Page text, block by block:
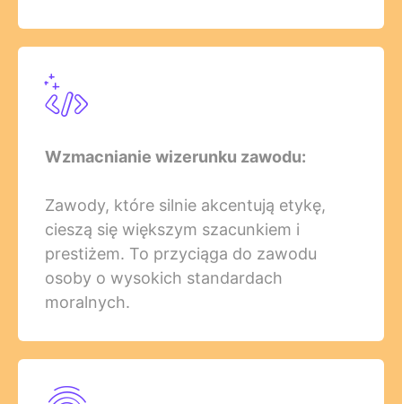
Wzmacnianie wizerunku zawodu:
Zawody, które silnie akcentują etykę,
cieszą się większym szacunkiem i
prestiżem. To przyciąga do zawodu
osoby o wysokich standardach
moralnych.